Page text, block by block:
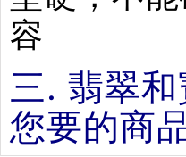
容
三. 翡翠
您要的商品